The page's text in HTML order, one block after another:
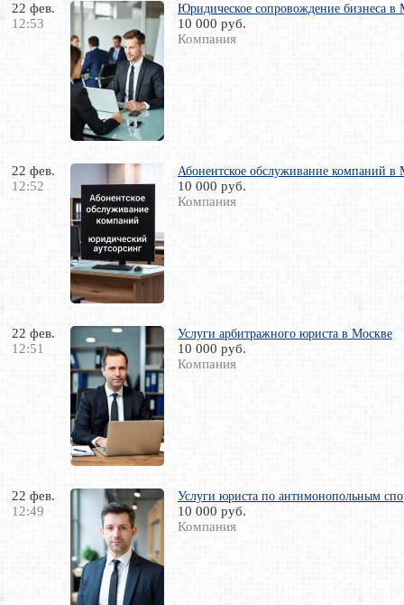
22 фев.
12:53
Юридическое сопровождение бизнеса в
10 000 руб.
Компания
22 фев.
12:52
Абонентское обслуживание компаний в
10 000 руб.
Компания
22 фев.
12:51
Услуги арбитражного юриста в Москве
10 000 руб.
Компания
22 фев.
12:49
Услуги юриста по антимонопольным
10 000 руб.
Компания